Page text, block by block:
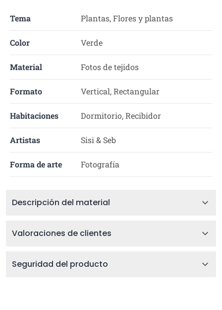
Tema Plantas, Flores y plantas
Color Verde
Material Fotos de tejidos
Formato Vertical, Rectangular
Habitaciones Dormitorio, Recibidor
Artistas Sisi & Seb
Forma de arte Fotografía
Descripción del material
Valoraciones de clientes
Seguridad del producto